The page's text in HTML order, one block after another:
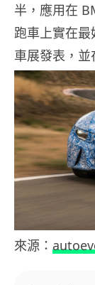
半，應用在
跑車上實在
車展發表，並
來源：